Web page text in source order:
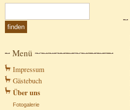
Menü
Impressum
Gästebuch
Über uns
Fotogalerie